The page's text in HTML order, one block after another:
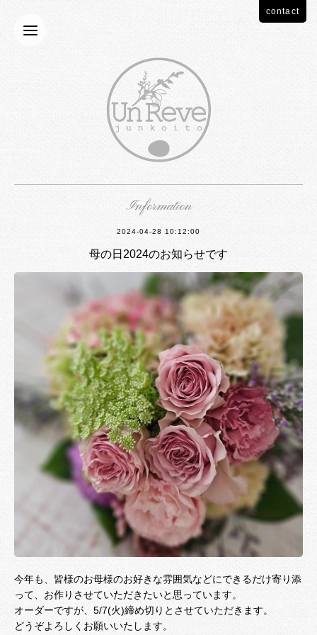
contact
Information
2024-04-28 10:12:00
母の日2024のお知らせです
今年も、皆様のお母様のお好きな雰囲気などにできるだけ寄り添
って、お作りさせていただきたいと思っています。
オーダーですが、5/7(火)締め切りとさせていただきます。
どうぞよろしくお願いいたします。